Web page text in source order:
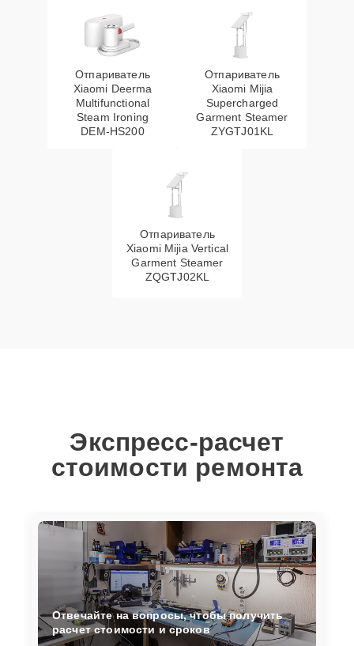
Отпариватель
Xiaomi Deerma
Multifunctional
Steam Ironing
DEM-HS200
Отпариватель
Xiaomi Mijia
Supercharged
Garment Steamer
ZYGTJ01KL
Отпариватель
Xiaomi Mijia Vertical
Garment Steamer
ZQGTJ02KL
Экспресс-расчет
стоимости ремонта
Отвечайте на вопросы, чтобы получить
расчет стоимости и сроков